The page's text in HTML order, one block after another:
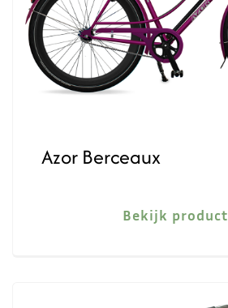
Azor Berceaux
Bekijk product